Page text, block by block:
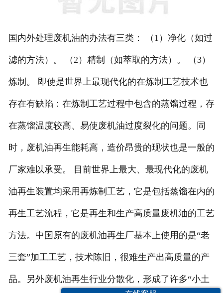
资质荣誉
联系我们
国内外处理废机油的办法有三类： （1）净化（如过
滤的方法）。 （2）精制（如萃取的方法）。 （3）
炼制。 即使是世界上最现代化的在炼制工艺技术也
存在有缺陷：在炼制工艺过程中包含的蒸馏过程，存
在蒸馏温度较高、易使废机油过度裂化的问题。同
时，废机油再生能耗高，造价昂贵的现状也是一般的
厂家难以承受。 目前世界上最大、最现代化的废机
油再生装置均采用再炼制工艺，它是包括蒸馏在内的
再生工艺流程，它是再生和生产高质量废机油的工艺
方法。中国原有的废机油再生厂基本上使用的是“老
三套”加工工艺，技术陈旧，很难生产出高质量的产
品。另外废机油再生行业分散化，形成了许多“小土